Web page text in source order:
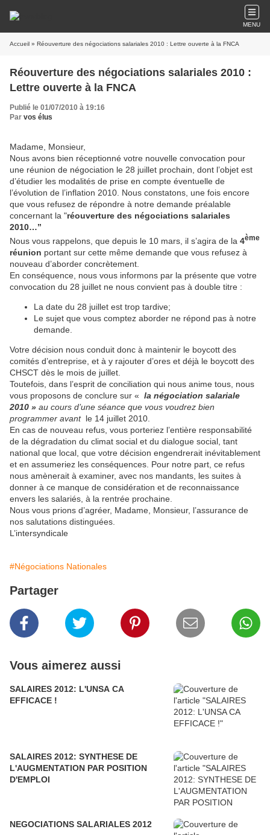
MENU
Accueil » Réouverture des négociations salariales 2010 : Lettre ouverte à la FNCA
Réouverture des négociations salariales 2010 :
Lettre ouverte à la FNCA
Publié le 01/07/2010 à 19:16
Par vos élus
Madame, Monsieur,
Nous avons bien réceptionné votre nouvelle convocation pour
une réunion de négociation le 28 juillet prochain, dont l’objet est
d’étudier les modalités de prise en compte éventuelle de
l’évolution de l’inflation 2010. Nous constatons, une fois encore
que vous refusez de répondre à notre demande préalable
concernant la "réouverture des négociations salariales
2010…’’
Nous vous rappelons, que depuis le 10 mars, il s’agira de la 4ème
réunion portant sur cette même demande que vous refusez à
nouveau d’aborder concrètement.
En conséquence, nous vous informons par la présente que votre
convocation du 28 juillet ne nous convient pas à double titre :
La date du 28 juillet est trop tardive;
Le sujet que vous comptez aborder ne répond pas à notre
demande.
Votre décision nous conduit donc à maintenir le boycott des
comités d’entreprise, et à y rajouter d’ores et déjà le boycott des
CHSCT dès le mois de juillet.
Toutefois, dans l’esprit de conciliation qui nous anime tous, nous
vous proposons de conclure sur « la négociation salariale
2010 » au cours d’une séance que vous voudrez bien
programmer avantle 14 juillet 2010.
En cas de nouveau refus, vous porteriez l’entière responsabilité
de la dégradation du climat social et du dialogue social, tant
national que local, que votre décision engendrerait inévitablement
et en assumeriez les conséquences. Pour notre part, ce refus
nous amènerait à examiner, avec nos mandants, les suites à
donner à ce manque de considération et de reconnaissance
envers les salariés, à la rentrée prochaine.
Nous vous prions d’agréer, Madame, Monsieur, l’assurance de
nos salutations distinguées.
L’intersyndicale
#Négociations Nationales
Partager
Vous aimerez aussi
SALAIRES 2012: L'UNSA CA
EFFICACE !
SALAIRES 2012: SYNTHESE DE
L'AUGMENTATION PAR POSITION
D'EMPLOI
NEGOCIATIONS SALARIALES 2012